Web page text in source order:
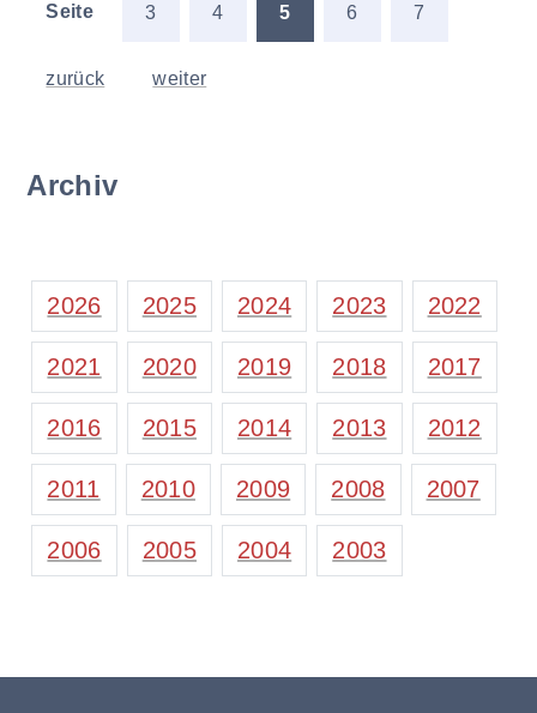
Seite 3 4 5 6 7
zurück weiter
Archiv
2026 2025 2024 2023 2022
2021 2020 2019 2018 2017
2016 2015 2014 2013 2012
2011 2010 2009 2008 2007
2006 2005 2004 2003